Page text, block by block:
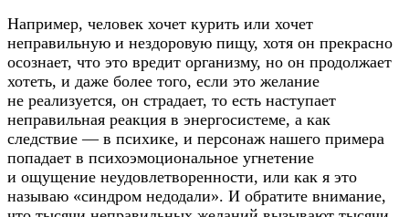
Например, человек хочет курить или хочет
неправильную и нездоровую пищу, хотя он прекрасно
осознает, что это вредит организму, но он продолжает
хотеть, и даже более того, если это желание
не реализуется, он страдает, то есть наступает
неправильная реакция в энергосистеме, а как
следствие — в психике, и персонаж нашего примера
попадает в психоэмоциональное угнетение
и ощущение неудовлетворенности, или как я это
называю «синдром недодали». И обратите внимание,